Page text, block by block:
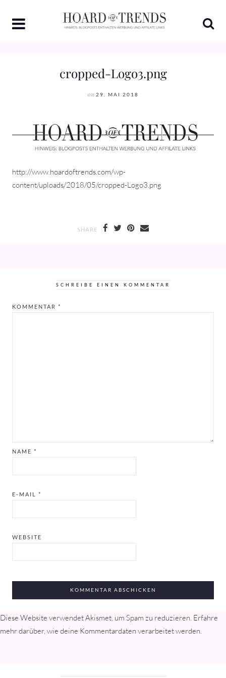
content
cropped-Logo3.png
on 29. MAI 2018
http://www.hoardoftrends.com/wp-
content/uploads/2018/05/cropped-Logo3.png
SHARE
SCHREIBE EINEN KOMMENTAR
KOMMENTAR *
NAME *
E-MAIL *
WEBSITE
Diese Website verwendet Akismet, um Spam zu reduzieren. Erfahre
mehr darüber, wie deine Kommentardaten verarbeitet werden.